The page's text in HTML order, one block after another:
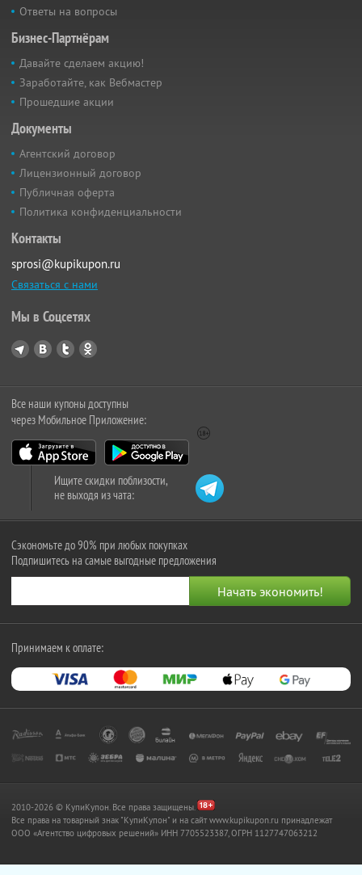
Ответы на вопросы
Бизнес-Партнёрам
Давайте сделаем акцию!
Заработайте, как Вебмастер
Прошедшие акции
Документы
Агентский договор
Лицензионный договор
Публичная оферта
Политика конфиденциальности
Контакты
sprosi@kupikupon.ru
Связаться с нами
Мы в Соцсетях
Все наши купоны доступны
через Мобильное Приложение:
Ищите скидки поблизости,
не выходя из чата:
Сэкономьте до 90% при любых покупках
Подпишитесь на самые выгодные предложения
Принимаем к оплате:
2010-2026 © КупиКупон. Все права защищены.
Все права на товарный знак "КупиКупон" и на сайт www.kupikupon.ru принадлежат
OOO «Агентство цифровых решений» ИНН 7705523387, ОГРН 1127747063212